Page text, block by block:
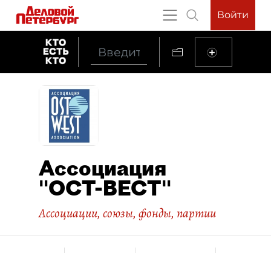
Войти
Ассоциация
"ОСТ-ВЕСТ"
Ассоциации, союзы, фонды, партии